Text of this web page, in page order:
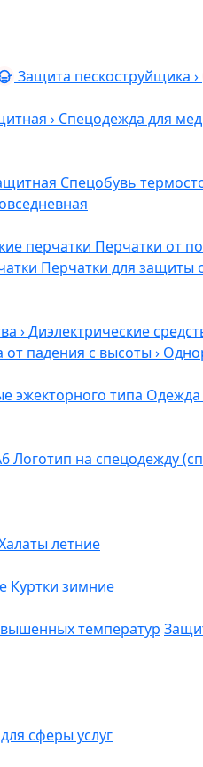
Защита пескоструйщика ›
› Спецодежда для
Спецобувь
перчатки Перчатки от
Перчатки для защиты
›Диэлектрические
от падения с высоты ›
эжекторного типа Одежда
Логотип на спецодежду
летние
Куртки зимние
температур
сферы услуг